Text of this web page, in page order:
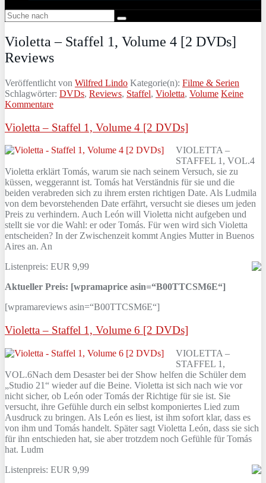
Violetta – Staffel 1, Volume 4 [2 DVDs]
Reviews
Veröffentlicht von Wilfred Lindo Kategorie(n): Filme & Serien
Schlagwörter: DVDs, Reviews, Staffel, Violetta, Volume Keine
Kommentare
Violetta – Staffel 1, Volume 4 [2 DVDs]
VIOLETTA –
STAFFEL 1, VOL.4
Violetta erklärt Tomás, warum sie nach seinem Versuch, sie zu
küssen, weggerannt ist. Tomás hat Verständnis für sie und die
beiden verabreden sich zu ihrem ersten richtigen Date. Als Ludmila
von dem bevorstehenden Date erfährt, versucht sie dieses um jeden
Preis zu verhindern. Auch León will Violetta nicht aufgeben und
stellt sie vor die Wahl: er oder Tomás. Für wen wird sich Violetta
entscheiden? In der Zwischenzeit kommt Angies Mutter in Buenos
Aires an. An
Listenpreis: EUR 9,99
Aktueller Preis: [wpramaprice asin=“B00TTCSM6E“]
[wpramareviews asin=“B00TTCSM6E“]
Violetta – Staffel 1, Volume 6 [2 DVDs]
VIOLETTA –
STAFFEL 1,
VOL.6Nach dem Desaster bei der Show helfen die Schüler dem
„Studio 21“ wieder auf die Beine. Violetta ist sich nach wie vor
nicht sicher, ob León oder Tomás der Richtige für sie ist. Sie
versucht, ihre Gefühle durch ein selbst komponiertes Lied zum
Ausdruck zu bringen. Als León es liest, ist ihm sofort klar, dass es
von ihm und Tomás handelt. Später sagt Violetta León, dass sie sich
für ihn entschieden hat, sie aber trotzdem noch Gefühle für Tomás
hat. Ludm
Listenpreis: EUR 9,99